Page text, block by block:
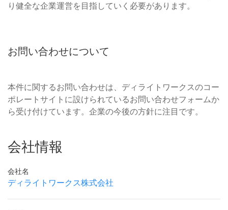
り健全な企業運営を目指していく必要があります。
お問い合わせについて
本件に関するお問い合わせは、ディライトワークスのコー
ポレートサイトに設けられているお問い合わせフォームか
ら受け付けています。企業の今後の方針に注目です。
会社情報
会社名
ディライトワークス株式会社